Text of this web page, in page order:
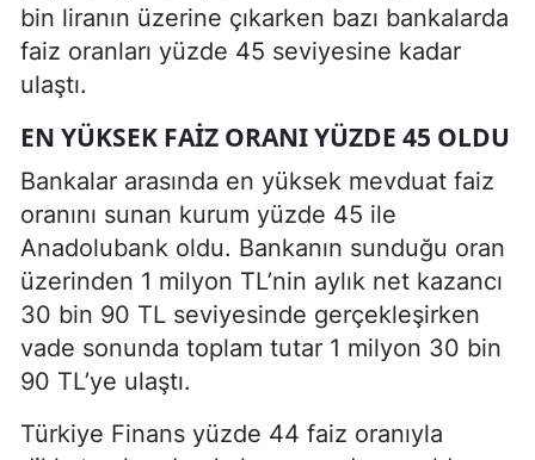
bin liranın üzerine çıkarken bazı bankalarda
faiz oranları yüzde 45 seviyesine kadar
ulaştı.
EN YÜKSEK FAIZ ORANI YÜZDE 45 OLDU
Bankalar arasında en yüksek mevduat faiz
oranını sunan kurum yüzde 45 ile
Anadolubank oldu. Bankanın sunduğu oran
üzerinden 1 milyon TL’nin aylık net kazancı
30 bin 90 TL seviyesinde gerçekleşirken
vade sonunda toplam tutar 1 milyon 30 bin
90 TL’ye ulaştı.
Türkiye Finans yüzde 44 faiz oranıyla